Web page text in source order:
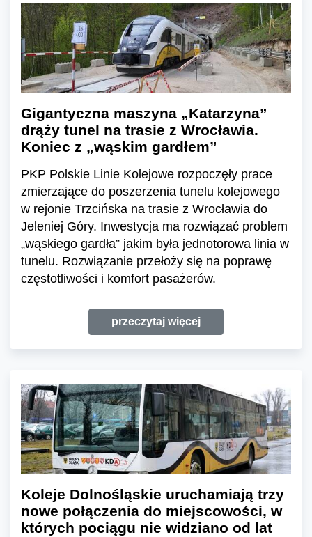
Gigantyczna maszyna „Katarzyna”
drąży tunel na trasie z Wrocławia.
Koniec z „wąskim gardłem”
PKP Polskie Linie Kolejowe rozpoczęły prace
zmierzające do poszerzenia tunelu kolejowego
w rejonie Trzcińska na trasie z Wrocławia do
Jeleniej Góry. Inwestycja ma rozwiązać problem
„wąskiego gardła” jakim była jednotorowa linia w
tunelu. Rozwiązanie przełoży się na poprawę
częstotliwości i komfort pasażerów.
przeczytaj więcej
Koleje Dolnośląskie uruchamiają trzy
nowe połączenia do miejscowości, w
których pociągu nie widziano od lat